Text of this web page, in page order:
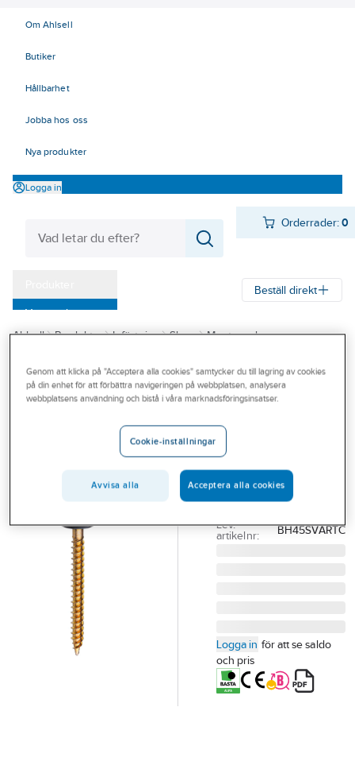
Om Ahlsell
Butiker
Hållbarhet
Jobba hos oss
Nya produkter
Logga in
Orderrader:0
Varumärken
Outlet
Branscher
Beställ direkt
Ahlsell Produkter Infästning Skruv Montageskruv
GRABBER
Montageskruv
MONTAGESKRUV
GRABBER BH45 SVART
4.2X45 100/FP
Lev.
artikelnr:
BH45SVARTC
Logga in för att se saldo
och pris
Genom att klicka på "Acceptera alla cookies" samtycker du till lagring av cookies
på din enhet för att förbättra navigeringen på webbplatsen, analysera
webbplatsens användning och bistå i våra marknadsföringsinsatser.
Cookie-inställningar
Avvisa alla Acceptera alla cookies